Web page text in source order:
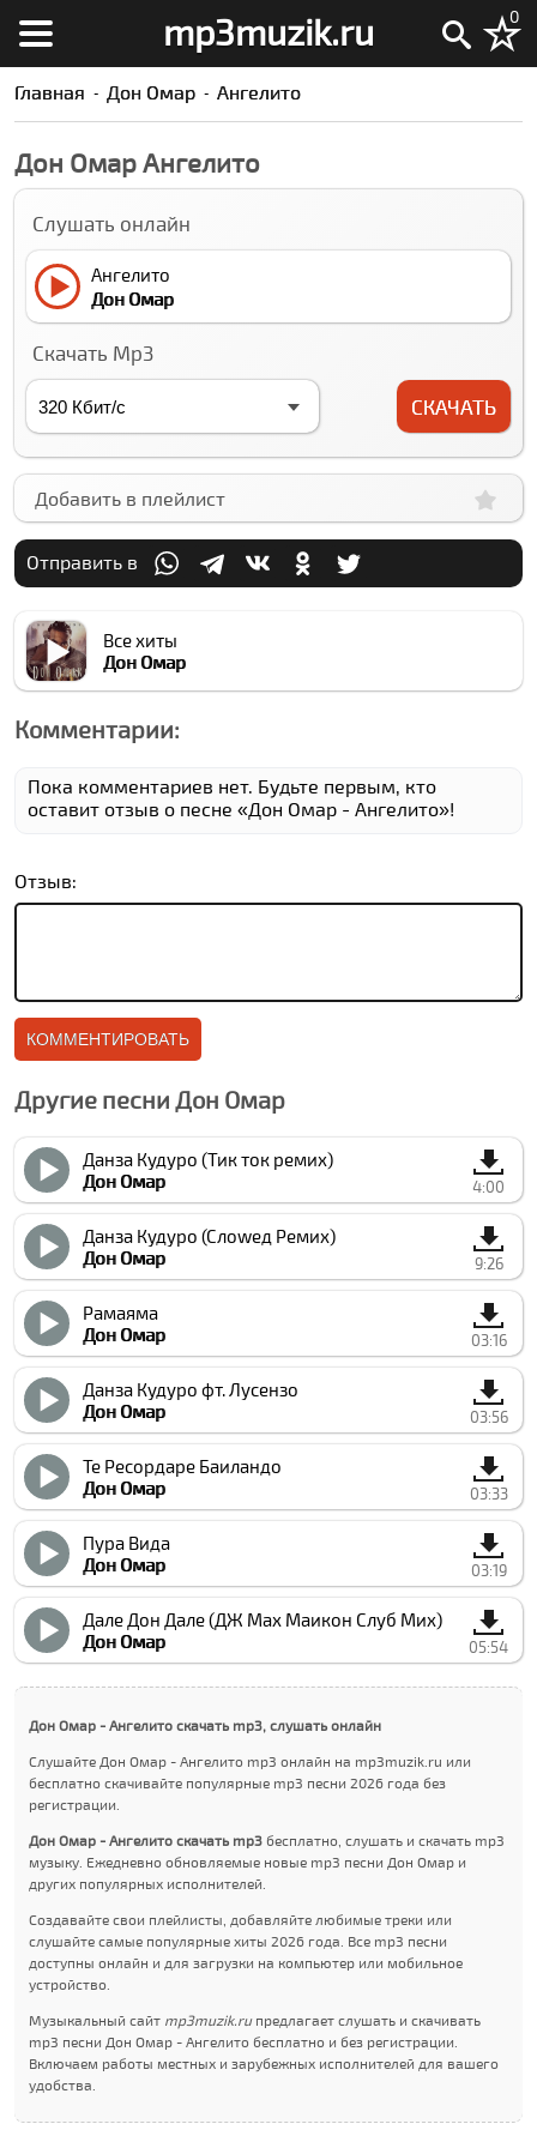
mp3muzik.ru 0
Главная Дон Омар Ангелито
Дон Омар Ангелито
Слушать онлайн
Ангелито
Дон Омар
Скачать Mp3
СКАЧАТЬ
Добавить в плейлист
Отправить в
Все хиты
Дон Омар
Комментарии:
Пока комментариев нет. Будьте первым, кто
оставит отзыв о песне «Дон Омар - Ангелито»!
Отзыв:
Другие песни Дон Омар
Данза Кудуро (Тик ток ремиx)
Дон Омар
4:00
Данза Кудуро (Слоwед Ремиx)
Дон Омар
9:26
Рамаяма
Дон Омар
03:16
Данза Кудуро фт. Луcензо
Дон Омар
03:56
Те Реcордаре Баиландо
Дон Омар
03:33
Пура Вида
Дон Омар
03:19
Дале Дон Дале (ДЖ Маx Маикон Cлуб Миx)
Дон Омар
05:54
Дон Омар - Ангелито скачать mp3, слушать онлайн
Слушайте Дон Омар - Ангелито mp3 онлайн на mp3muzik.ru или
бесплатно скачивайте популярные mp3 песни 2026 года без
регистрации.
Дон Омар - Ангелито скачать mp3 бесплатно, слушать и скачать mp3
музыку. Ежедневно обновляемые новые mp3 песни Дон Омар и
других популярных исполнителей.
Создавайте свои плейлисты, добавляйте любимые треки или
слушайте самые популярные хиты 2026 года. Все mp3 песни
доступны онлайн и для загрузки на компьютер или мобильное
устройство.
Музыкальный сайт mp3muzik.ruпредлагает слушать и скачивать
mp3 песни Дон Омар - Ангелито бесплатно и без регистрации.
Включаем работы местных и зарубежных исполнителей для вашего
удобства.